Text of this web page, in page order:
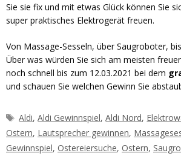
Sie sie fix und mit etwas Glück können Sie
super praktisches Elektrogerät freuen.
Von Massage-Sesseln, über Saugroboter,
Über was würden Sie sich am meisten
noch schnell bis zum 12.03.2021 bei dem
und schauen Sie welchen Gewinn Sie
Schlagwörter
Aldi,Aldi Gewinnspiel,Aldi Nord,
Ostern, Lautsprecher gewinnen,
Gewinnspiel, Ostereiersuche, Ostern,